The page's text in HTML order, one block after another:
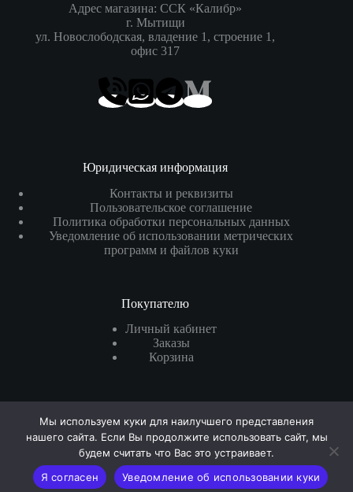
Адрес магазина: ССК «Калибр»
г. Мытищи
ул. Новослободская, владение 1, строение 1,
офис 317
Юридическая информация
Контакты и реквизиты
Пользовательское соглашение
Политика обработки персональных данных
Уведомление об использовании метрических
программ и файлов куки
Покупателю
Личный кабинет
Заказы
Корзина
ИПКраснов Роман Александрович
ОГРН: 325200000026460
ИНН: 502908569247
email : shop@top-target.ru
Мы используем куки для наилучшего представления
нашего сайта. Если Вы продолжите использовать сайт, мы
будем считать что Вас это устраивает.
Я согласен
Уведомление об использовании куки